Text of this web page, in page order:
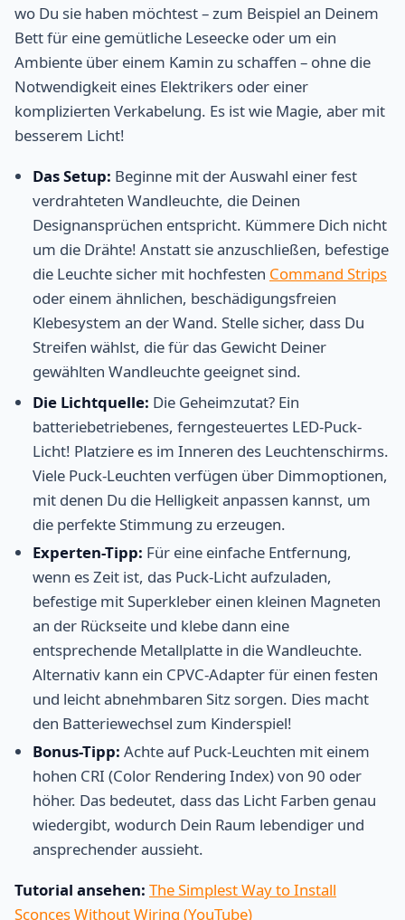
wo Du sie haben möchtest – zum Beispiel an Deinem
Bett für eine gemütliche Leseecke oder um ein
Ambiente über einem Kamin zu schaffen – ohne die
Notwendigkeit eines Elektrikers oder einer
komplizierten Verkabelung. Es ist wie Magie, aber mit
besserem Licht!
Das Setup: Beginne mit der Auswahl einer fest
verdrahteten Wandleuchte, die Deinen
Designansprüchen entspricht. Kümmere Dich nicht
um die Drähte! Anstatt sie anzuschließen, befestige
die Leuchte sicher mit hochfesten Command Strips
oder einem ähnlichen, beschädigungsfreien
Klebesystem an der Wand. Stelle sicher, dass Du
Streifen wählst, die für das Gewicht Deiner
gewählten Wandleuchte geeignet sind.
Die Lichtquelle: Die Geheimzutat? Ein
batteriebetriebenes, ferngesteuertes LED-Puck-
Licht! Platziere es im Inneren des Leuchtenschirms.
Viele Puck-Leuchten verfügen über Dimmoptionen,
mit denen Du die Helligkeit anpassen kannst, um
die perfekte Stimmung zu erzeugen.
Experten-Tipp: Für eine einfache Entfernung,
wenn es Zeit ist, das Puck-Licht aufzuladen,
befestige mit Superkleber einen kleinen Magneten
an der Rückseite und klebe dann eine
entsprechende Metallplatte in die Wandleuchte.
Alternativ kann ein CPVC-Adapter für einen festen
und leicht abnehmbaren Sitz sorgen. Dies macht
den Batteriewechsel zum Kinderspiel!
Bonus-Tipp: Achte auf Puck-Leuchten mit einem
hohen CRI (Color Rendering Index) von 90 oder
höher. Das bedeutet, dass das Licht Farben genau
wiedergibt, wodurch Dein Raum lebendiger und
ansprechender aussieht.
Tutorial ansehen: The Simplest Way to Install
Sconces Without Wiring (YouTube)